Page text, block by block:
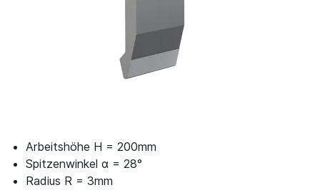
Arbeitshöhe H = 200mm
Spitzenwinkel α = 28°
Radius R = 3mm